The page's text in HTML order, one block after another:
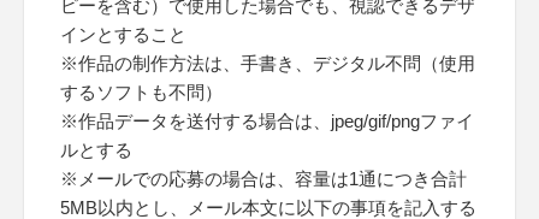
ピーを含む）で使用した場合でも、視認できるデザ
インとすること
※作品の制作方法は、手書き、デジタル不問（使用
するソフトも不問）
※作品データを送付する場合は、jpeg/gif/pngファイ
ルとする
※メールでの応募の場合は、容量は1通につき合計
5MB以内とし、メール本文に以下の事項を記入する